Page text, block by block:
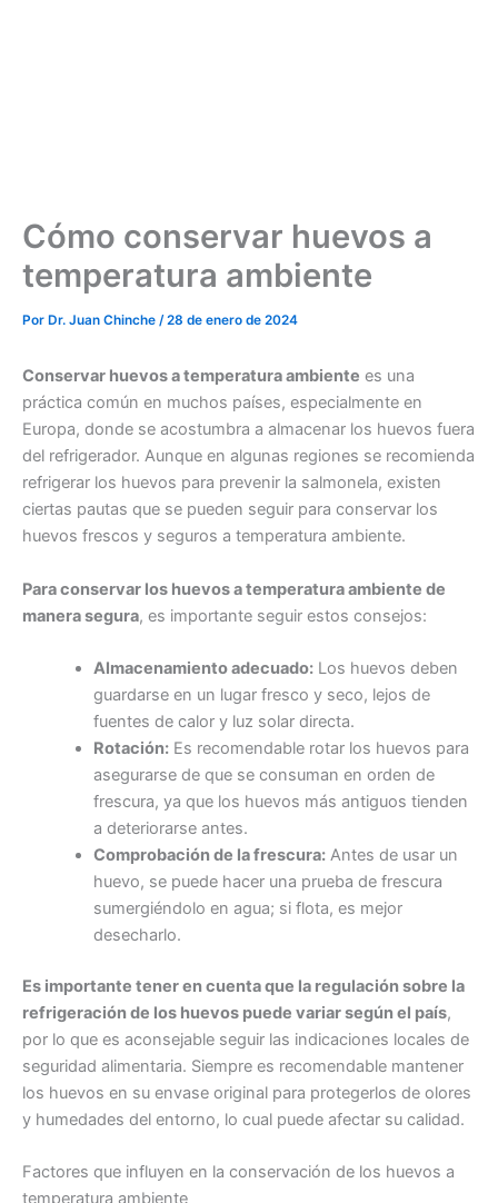
Cómo conservar huevos a
temperatura ambiente
Por Dr. Juan Chinche /28 de enero de 2024
Conservar huevos a temperatura ambiente es una
práctica común en muchos países, especialmente en
Europa, donde se acostumbra a almacenar los huevos fuera
del refrigerador. Aunque en algunas regiones se recomienda
refrigerar los huevos para prevenir la salmonela, existen
ciertas pautas que se pueden seguir para conservar los
huevos frescos y seguros a temperatura ambiente.
Para conservar los huevos a temperatura ambiente de
manera segura, es importante seguir estos consejos:
Almacenamiento adecuado:Los huevos deben
guardarse en un lugar fresco y seco, lejos de
fuentes de calor y luz solar directa.
Rotación:Es recomendable rotar los huevos para
asegurarse de que se consuman en orden de
frescura, ya que los huevos más antiguos tienden
a deteriorarse antes.
Comprobación de la frescura:Antes de usar un
huevo, se puede hacer una prueba de frescura
sumergiéndolo en agua; si flota, es mejor
desecharlo.
Es importante tener en cuenta que la regulación sobre la
refrigeración de los huevos puede variar según el país,
por lo que es aconsejable seguir las indicaciones locales de
seguridad alimentaria. Siempre es recomendable mantener
los huevos en su envase original para protegerlos de olores
y humedades del entorno, lo cual puede afectar su calidad.
Factores que influyen en la conservación de los huevos a
temperatura ambiente